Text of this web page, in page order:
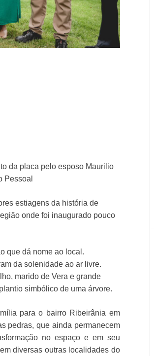
da placa pelo esposo Maurilio
Pessoal
estiagens da história de
onde foi inaugurado pouco
que dá nome ao local.
da solenidade ao ar livre.
marido de Vera e grande
simbólico de uma árvore.
para o bairro Ribeirânia em
pedras, que ainda permanecem
no espaço e em seu
diversas outras localidades do